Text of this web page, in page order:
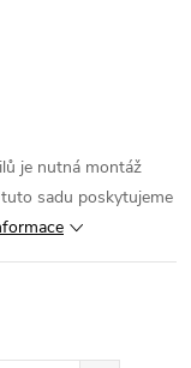
je nutná montáž
sadu poskytujeme